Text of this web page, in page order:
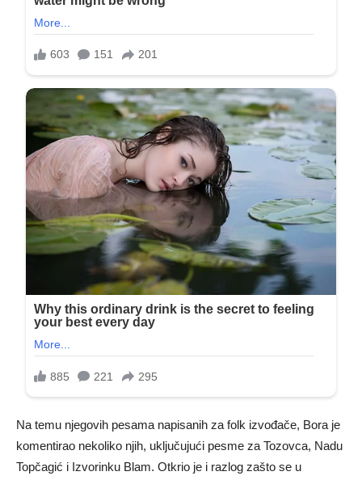
Na temu njegovih pesama napisanih za folk izvođače, Bora je
komentirao nekoliko njih, uključujući pesme za Tozovca, Nadu
Topčagić i Izvorinku Blam. Otkrio je i razlog zašto se u